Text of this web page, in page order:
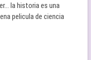
la historia es una
pelicula de ciencia